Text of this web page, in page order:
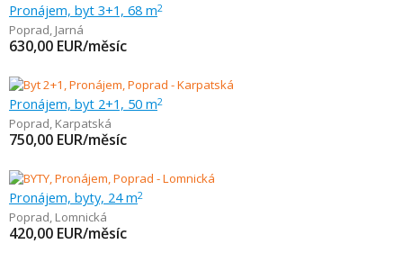
Pronájem, byt 3+1, 68 m2
Poprad, Jarná
630,00 EUR/měsíc
Pronájem, byt 2+1, 50 m2
Poprad, Karpatská
750,00 EUR/měsíc
Pronájem, byty, 24 m2
Poprad, Lomnická
420,00 EUR/měsíc